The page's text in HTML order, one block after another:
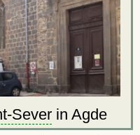
Severin Agde